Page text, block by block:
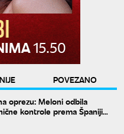
POVEZANO
oprezu: Meloni odbila
kontrole prema Španiji